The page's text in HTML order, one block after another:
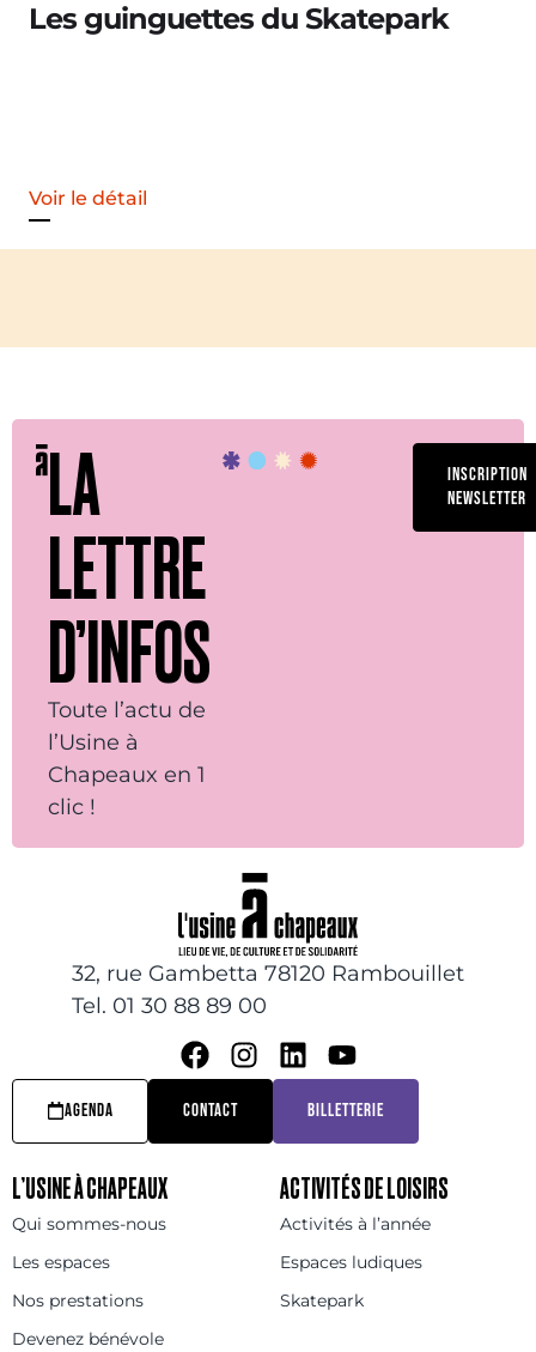
Merle [Un dernier soir d’été :
Voir le détail
LA
LETTRE
D’INFOS
Toute l’actu de
l’Usine à
Chapeaux en 1
clic !
INSCRIPTION
NEWSLETTER
32, rue Gambetta 78120 Rambouillet
Tel. 01 30 88 89 00
AGENDA CONTACT BILLETTERIE
L’USINE À CHAPEAUX
Qui sommes-nous
Les espaces
Nos prestations
Devenez bénévole
ACTIVITÉS DE LOISIRS
Activités à l’année
Espaces ludiques
Skatepark